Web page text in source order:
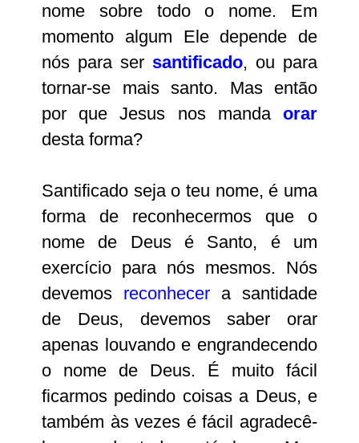
nome sobre todo o nome. Em
momento algum Ele depende de
nós para ser santificado, ou para
tornar-se mais santo. Mas então
por que Jesus nos manda orar
desta forma?
Santificado seja o teu nome, é uma
forma de reconhecermos que o
nome de Deus é Santo, é um
exercício para nós mesmos. Nós
devemos reconhecer a santidade
de Deus, devemos saber orar
apenas louvando e engrandecendo
o nome de Deus. É muito fácil
ficarmos pedindo coisas a Deus, e
também às vezes é fácil agradecê-